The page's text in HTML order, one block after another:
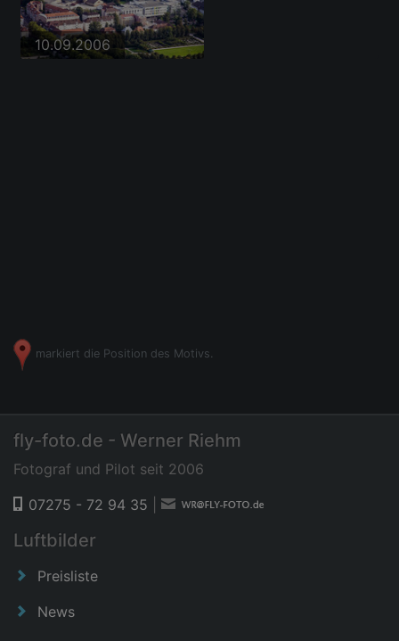
10.09.2006
markiert die Position des Motivs.
fly-foto.de - Werner Riehm
Fotograf und Pilot seit 2006
07275 - 72 94 35
Luftbilder
Preisliste
News